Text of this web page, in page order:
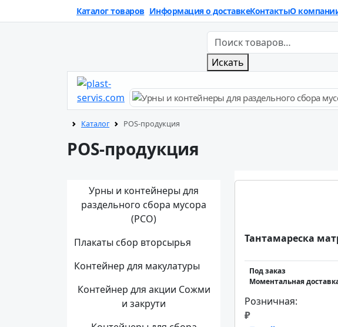
Каталог товаров Информация о доставкеКонтактыО
Искать
Каталог POS-продукция
POS-продукция
Урны и контейнеры для
раздельного сбора мусора
(РСО)
Плакаты сбор вторсырья
Контейнер для макулатуры
Контейнер для акции Сожми
и закрути
Тантамареска
Под заказ
Моментальная
Розничная:
₽